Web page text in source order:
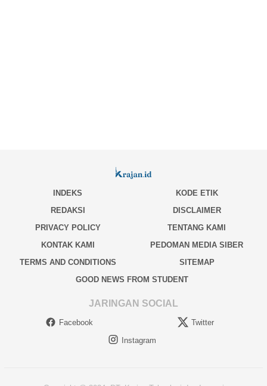
INDEKS
KODE ETIK
REDAKSI
DISCLAIMER
PRIVACY POLICY
TENTANG KAMI
KONTAK KAMI
PEDOMAN MEDIA SIBER
TERMS AND CONDITIONS
SITEMAP
GOOD NEWS FROM STUDENT
JARINGAN SOCIAL
Facebook
Twitter
Instagram